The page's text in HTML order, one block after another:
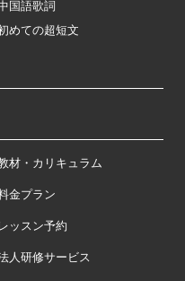
国語歌詞
めての超短文
材・カリキュラム
金プラン
レッスン予約
人研修サービス